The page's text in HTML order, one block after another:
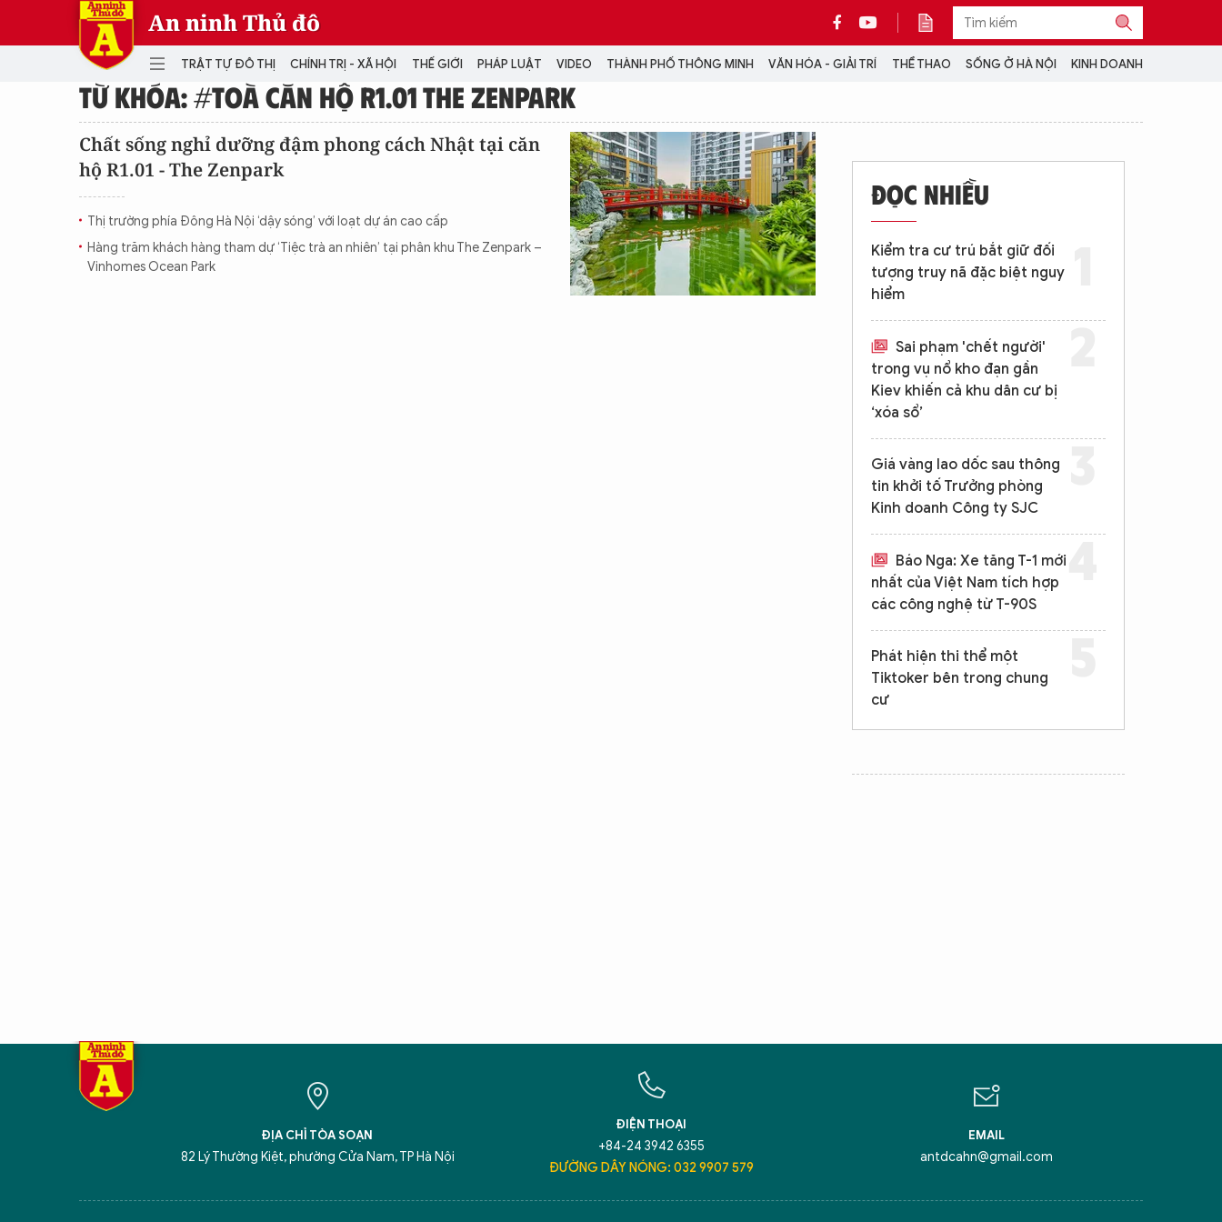
An ninh Thủ đô
TRẬT TỰ ĐÔ THỊ CHÍNH TRỊ - XÃ HỘI THẾ GIỚI PHÁP LUẬT VIDEO THÀNH PHỐ THÔNG MINH VĂN HÓA - GIẢI TRÍ THỂ THAO SỐNG Ở HÀ NỘI KINH DOANH
TRẬT TỰ ĐÔ THỊ
THẾ GIỚI PHÁP LUẬT
THÀNH PHỐ THÔNG MINH
VĂN HÓA - GIẢI TRÍ
VIDEO
PODCAST
ẢNH
LONGFORM
INFOGRAPHIC
LỊCH VẠN SỰ
CỘNG TÁC VỚI ANTĐ
TRA CỨU XE
HOTLINE: 032 9907 579
TỪ KHÓA: #TOÀ CĂN HỘ R1.01 THE ZENPARK
Chất sống nghỉ dưỡng đậm phong cách Nhật tại căn
hộ R1.01 - The Zenpark
Thị trường phía Đông Hà Nội ‘dậy sóng’ với loạt dự án cao cấp
Hàng trăm khách hàng tham dự ‘Tiệc trà an nhiên’ tại phân khu The Zenpark –
Vinhomes Ocean Park
ĐỌC NHIỀU
Kiểm tra cư trú bắt giữ đối
tượng truy nã đặc biệt nguy
hiểm
Sai phạm 'chết người'
trong vụ nổ kho đạn gần
Kiev khiến cả khu dân cư bị
‘xóa sổ’
Giá vàng lao dốc sau thông
tin khởi tố Trưởng phòng
Kinh doanh Công ty SJC
Báo Nga: Xe tăng T-1 mới
nhất của Việt Nam tích hợp
các công nghệ từ T-90S
Phát hiện thi thể một
Tiktoker bên trong chung
cư
ĐỊA CHỈ TÒA SOẠN
82 Lý Thường Kiệt, phường Cửa Nam, TP Hà Nội
ĐIỆN THOẠI
+84-24 3942 6355
ĐƯỜNG DÂY NÓNG: 032 9907 579
EMAIL
antdcahn@gmail.com
5 điểm nghẽn của Hà Nội giải pháp xử lý điểm nghẽn của Thủ đô